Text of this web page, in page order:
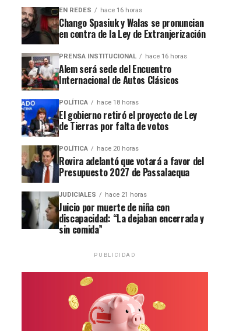
EN REDES hace 16 horas
Chango Spasiuk y Walas se pronuncian
en contra de la Ley de Extranjerización
PRENSA INSTITUCIONAL hace 16 horas
Alem será sede del Encuentro
Internacional de Autos Clásicos
POLÍTICA hace 18 horas
El gobierno retiró el proyecto de Ley
de Tierras por falta de votos
POLÍTICA hace 20 horas
Rovira adelantó que votará a favor del
Presupuesto 2027 de Passalacqua
JUDICIALES hace 21 horas
Juicio por muerte de niña con
discapacidad: “La dejaban encerrada y
sin comida”
PUBLICIDAD